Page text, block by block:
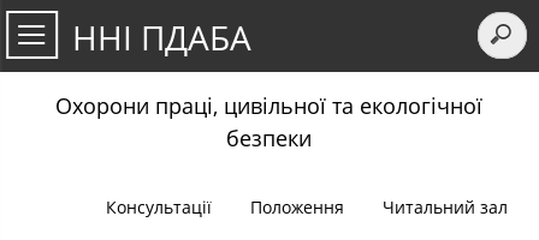
ННІ ПДАБА
Охорони праці, цивільної та екологічної
безпеки
Консультації Положення Читальний зал